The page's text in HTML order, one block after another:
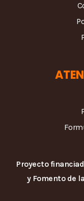
Proyecto
y Fomento de